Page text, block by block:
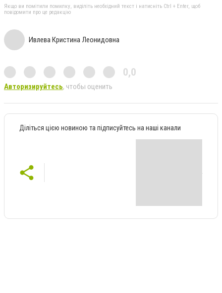
Якщо ви помітили помилку, виділіть необхідний текст і натисніть Ctrl + Enter, щоб
повідомити про це редакцію
Ивлева Кристина Леонидовна
0,0
Авторизируйтесь, чтобы оценить
Діліться цією новиною та підписуйтесь на наші канали